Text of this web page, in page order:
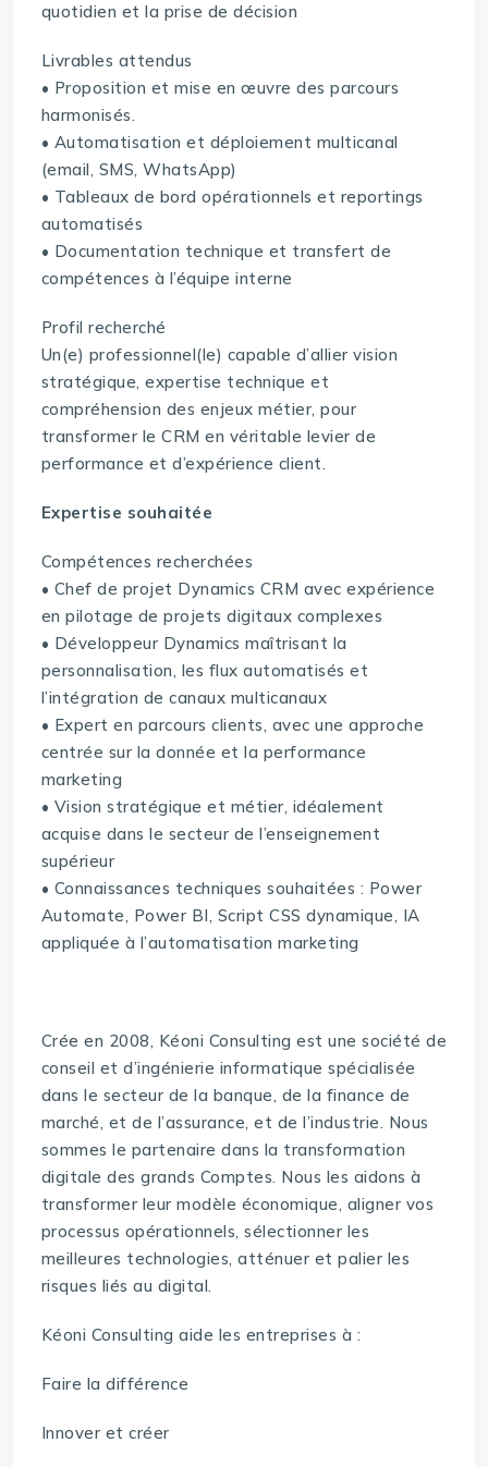
quotidien et la prise de décision
Livrables attendus
• Proposition et mise en œuvre des parcours
harmonisés.
• Automatisation et déploiement multicanal
(email, SMS, WhatsApp)
• Tableaux de bord opérationnels et reportings
automatisés
• Documentation technique et transfert de
compétences à l’équipe interne
Profil recherché
Un(e) professionnel(le) capable d’allier vision
stratégique, expertise technique et
compréhension des enjeux métier, pour
transformer le CRM en véritable levier de
performance et d’expérience client.
Expertise souhaitée
Compétences recherchées
• Chef de projet Dynamics CRM avec expérience
en pilotage de projets digitaux complexes
• Développeur Dynamics maîtrisant la
personnalisation, les flux automatisés et
l’intégration de canaux multicanaux
• Expert en parcours clients, avec une approche
centrée sur la donnée et la performance
marketing
• Vision stratégique et métier, idéalement
acquise dans le secteur de l’enseignement
supérieur
• Connaissances techniques souhaitées : Power
Automate, Power BI, Script CSS dynamique, IA
appliquée à l’automatisation marketing
Crée en 2008, Kéoni Consulting est une société de
conseil et d’ingénierie informatique spécialisée
dans le secteur de la banque, de la finance de
marché, et de l’assurance, et de l’industrie. Nous
sommes le partenaire dans la transformation
digitale des grands Comptes. Nous les aidons à
transformer leur modèle économique, aligner vos
processus opérationnels, sélectionner les
meilleures technologies, atténuer et palier les
risques liés au digital.
Kéoni Consulting aide les entreprises à :
Faire la différence
Innover et créer